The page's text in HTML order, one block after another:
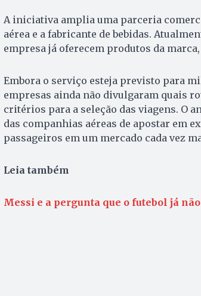
A iniciativa amplia uma parceria
aérea e a fabricante de bebidas.
empresa já oferecem produtos da
Embora o serviço esteja previsto para
empresas ainda não divulgaram quais
critérios para a seleção das viagens. O
das companhias aéreas de apostar em
passageiros em um mercado cada vez
Leia também
Messi e a pergunta que o futebol já